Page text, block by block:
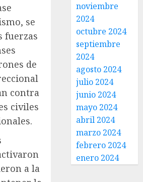
se
fuerzas
de
contra
civiles
a la
noviembre
2024
octubre 2024
septiembre
2024
agosto 2024
julio 2024
junio 2024
mayo 2024
abril 2024
marzo 2024
febrero 2024
enero 2024